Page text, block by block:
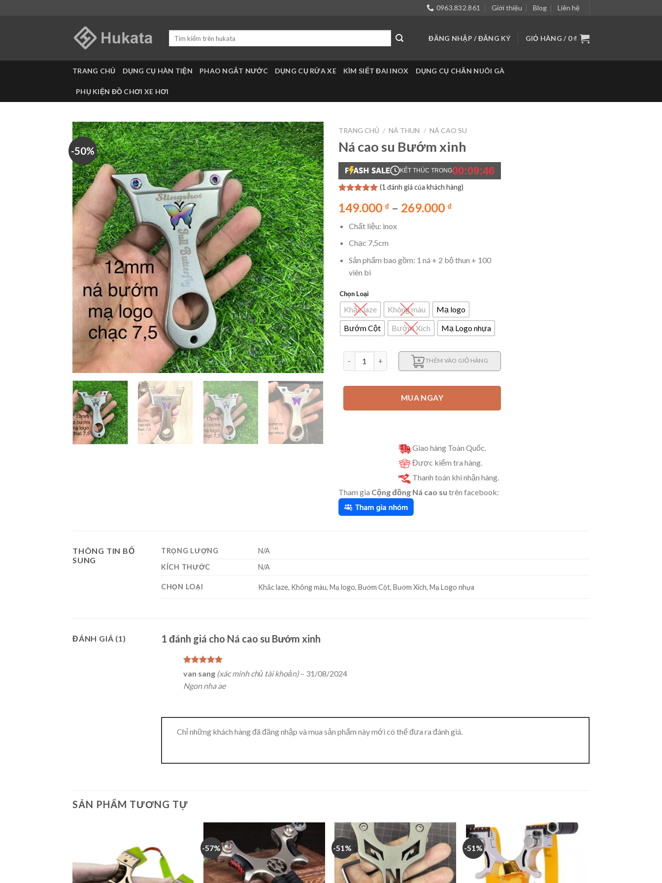
0963.832.861 Giới thiệu Blog Liên hệ
ĐĂNG NHẬP / ĐĂNG KÝ GIỎ HÀNG / 0₫
TRANG CHỦ DỤNG CỤ HÀN TIỆN PHAO NGẮT NƯỚC DỤNG CỤ RỬA XE KÌM SIẾT ĐAI INOX DỤNG CỤ CHĂN NUÔI GÀ
PHỤ KIỆN ĐỒ CHƠI XE HƠI
-50%
TRANG CHỦ / NÁ THUN / NÁ CAO SU
Ná cao su Bướm xinh
KẾT THÚC TRONG00:09:44
dựa trên
đánh giá
(1 đánh giá của khách hàng)
149.000 ₫ – 269.000 ₫
Chất liệu: inox
Chạc 7,5cm
Sản phẩm bao gồm: 1 ná + 2 bộ thun + 100
viên bi
Chọn Loại
Khắc laze Không màu
Mạ logo
Bướm Cột
Bướm Xích Mạ Logo nhựa
Ná cao su Bướm xinh số lượng
THÊM VÀO GIỎ HÀNG
MUA NGAY
Giao hàng Toàn Quốc.
Được kiểm tra hàng.
Thanh toán khi nhận hàng.
Tham gia Cộng đồng Ná cao su trên facebook:
THÔNG TIN BỔ
SUNG
TRỌNG LƯỢNG
N/A
KÍCH THƯỚC
N/A
CHỌN LOẠI Khắc laze, Không màu, Mạ logo, Bướm Cột, Bướm Xích, Mạ Logo nhựa
ĐÁNH GIÁ (1) 1 đánh giá cho Ná cao su Bướm xinh
Được xếp
hạng55
sao
van sang (xác minh chủ tài khoản) – 31/08/2024
Ngon nha ae
Chỉ những khách hàng đã đăng nhập và mua sản phẩm này mới có thể đưa ra đánh giá.
SẢN PHẨM TƯƠNG TỰ
-57% -51% -51%